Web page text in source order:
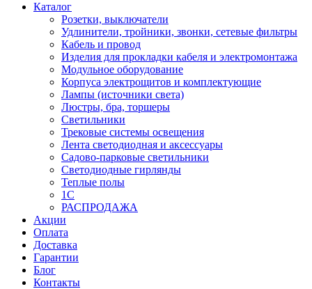
Каталог
Розетки, выключатели
Удлинители, тройники, звонки, сетевые фильтры
Кабель и провод
Изделия для прокладки кабеля и электромонтажа
Модульное оборудование
Корпуса электрощитов и комплектующие
Лампы (источники света)
Люстры, бра, торшеры
Светильники
Трековые системы освещения
Лента светодиодная и аксессуары
Садово-парковые светильники
Светодиодные гирлянды
Теплые полы
1С
РАСПРОДАЖА
Акции
Оплата
Доставка
Гарантии
Блог
Контакты